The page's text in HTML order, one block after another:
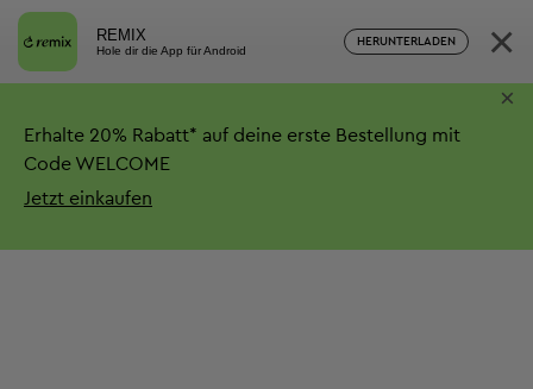
REMIX
Hole dir die App für Android
HERUNTERLADEN ×
Erhalte 20% Rabatt* auf deine erste Bestellung mit
Code WELCOME
Jetzt einkaufen
×